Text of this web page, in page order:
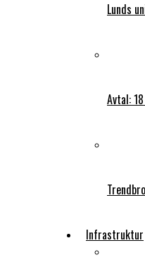
Lunds
Avtal:
Infrastruktur